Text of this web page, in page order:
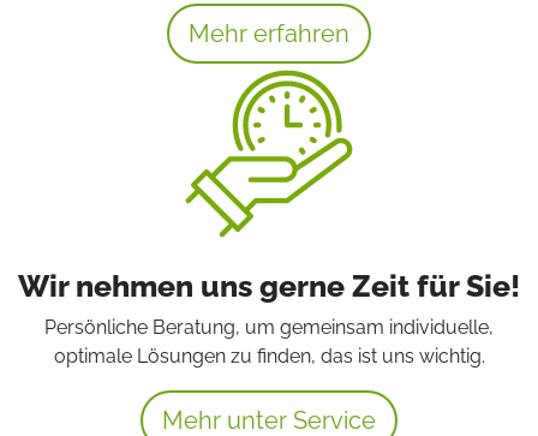
Mehr erfahren
Wir nehmen uns gerne Zeit für Sie!
Persönliche Beratung, um gemeinsam individuelle,
optimale Lösungen zu finden, das ist uns wichtig.
Mehr unter Service